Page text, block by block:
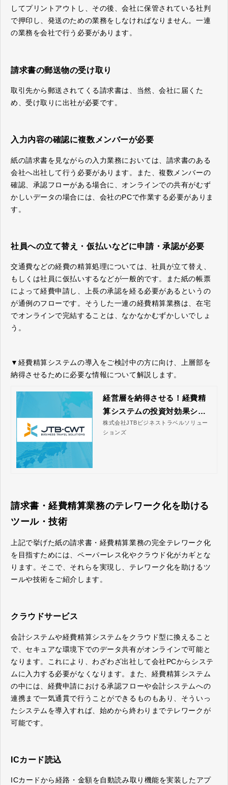
してプリントアウトし、その後、会社に保管されている社判
で押印し、発送のための業務をしなければなりません。一連
の業務を会社で行う必要があります。
請求書の郵送物の受け取り
取引先から郵送されてくる請求書は、当然、会社に届くた
め、受け取りに出社が必要です。
入力内容の確認に複数メンバーが必要
紙の請求書を見ながらの入力業務においては、請求書のある
会社へ出社して行う必要があります。また、複数メンバーの
確認、承認フローがある場合に、オンラインでの共有がむず
かしいデータの場合には、会社のPCで作業する必要がありま
す。
社員への立て替え・仮払いなどに申請・承認が必要
交通費などの経費の精算処理については、社員が立て替え、
もしくは社員に仮払いするなどが一般的です。また紙の帳票
によって経費申請し、上長の承認を経る必要があるというの
が通例のフローです。そうした一連の経費精算業務は、在宅
でオンラインで完結することは、なかなかむずかしいでしょ
う。
▼経費精算システムの導入をご検討中の方に向け、上層部を
納得させるために必要な情報について解説します。
経営層を納得させる！経費精
算システムの投資対効果シミ
ュレーションガイド｜株式会
社JTBビジネストラベルソリ
株式会社JTBビジネストラベルソリュー
ションズ
請求書・経費精算業務のテレワーク化を助ける
ツール・技術
上記で挙げた紙の請求書・経費精算業務の完全テレワーク化
を目指すためには、ペーパーレス化やクラウド化がカギとな
ります。そこで、それらを実現し、テレワーク化を助けるツ
ールや技術をご紹介します。
クラウドサービス
会計システムや経費精算システムをクラウド型に換えること
で、セキュアな環境下でのデータ共有がオンラインで可能と
なります。これにより、わざわざ出社して会社PCからシステ
ムに入力する必要がなくなります。また、経費精算システム
の中には、経費申請における承認フローや会計システムへの
連携まで一気通貫で行うことができるものもあり、そういっ
たシステムを導入すれば、始めから終わりまでテレワークが
可能です。
ICカード読込
ICカードから経路・金額を自動読み取り機能を実装したアプ